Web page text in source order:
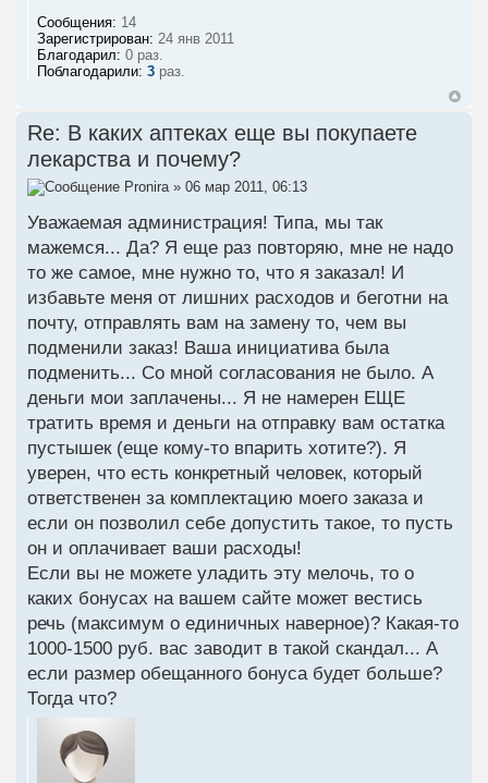
Сообщения: 14
Зарегистрирован: 24 янв 2011
Благодарил: 0 раз.
Поблагодарили: 3 раз.
Re: В каких аптеках еще вы покупаете
лекарства и почему?
Pronira » 06 мар 2011, 06:13
Уважаемая администрация! Типа, мы так
мажемся... Да? Я еще раз повторяю, мне не надо
то же самое, мне нужно то, что я заказал! И
избавьте меня от лишних расходов и беготни на
почту, отправлять вам на замену то, чем вы
подменили заказ! Ваша инициатива была
подменить... Со мной согласования не было. А
деньги мои заплачены... Я не намерен ЕЩЕ
тратить время и деньги на отправку вам остатка
пустышек (еще кому-то впарить хотите?). Я
уверен, что есть конкретный человек, который
ответственен за комплектацию моего заказа и
если он позволил себе допустить такое, то пусть
он и оплачивает ваши расходы!
Если вы не можете уладить эту мелочь, то о
каких бонусах на вашем сайте может вестись
речь (максимум о единичных наверное)? Какая-то
1000-1500 руб. вас заводит в такой скандал... А
если размер обещанного бонуса будет больше?
Тогда что?